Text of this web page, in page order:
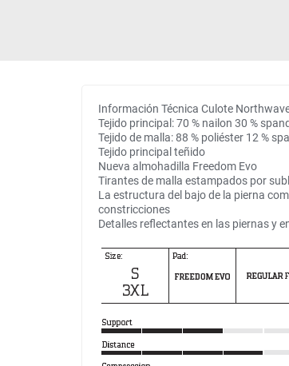
Información Técnica Culote
Tejido principal: 70 % nailon 30 %
Tejido de malla: 88 % poliéster 12 %
Tejido principal teñido
Nueva almohadilla Freedom Evo
Tirantes de malla estampados por
La estructura del bajo de la pierna
constricciones
Detalles reflectantes en las piernas y